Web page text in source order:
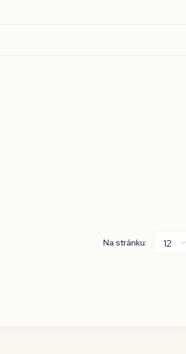
Na stránku: